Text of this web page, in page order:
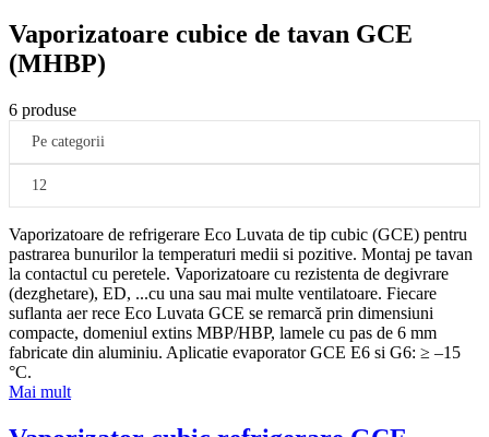
Vaporizatoare cubice de tavan GCE
(MHBP)
6 produse
Pe categorii
12
Vaporizatoare de refrigerare Eco Luvata de tip cubic (GCE) pentru
pastrarea bunurilor la temperaturi medii si pozitive. Montaj pe tavan
la contactul cu peretele. Vaporizatoare cu rezistenta de degivrare
(dezghetare), ED, ...cu una sau mai multe ventilatoare. Fiecare
suflanta aer rece Eco Luvata GCE se remarcă prin dimensiuni
compacte, domeniul extins MBP/HBP, lamele cu pas de 6 mm
fabricate din aluminiu. Aplicatie evaporator GCE E6 si G6: ≥ –15
°C.
Mai mult